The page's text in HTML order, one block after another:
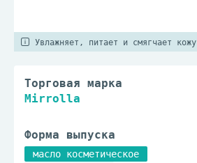
Увлажняет, питает и смягчает кожу
Торговая марка
Mirrolla
Форма выпуска
масло косметическое